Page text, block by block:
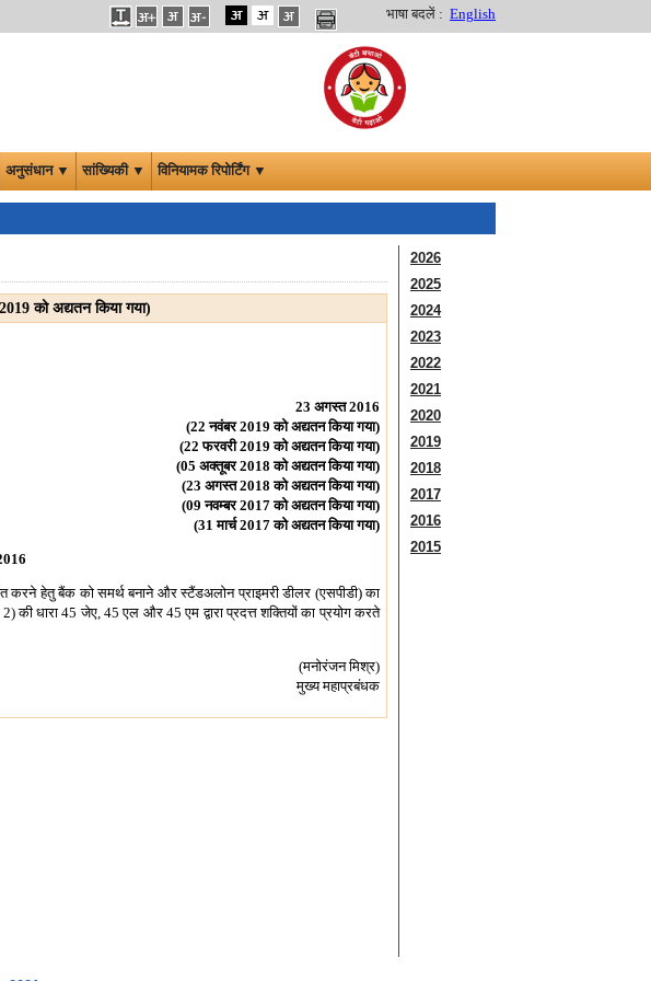
भाषा बदलें : English
अनुसंधान ▼ सांख्यिकी ▼ विनियामक रिपोर्टिंग ▼
को अद्यतन किया गया)
23 अगस्त 2016
(22 नवंबर 2019 को अद्यतन किया गया)
(22 फरवरी 2019 को अद्यतन किया गया)
(05 अक्तूबर 2018 को अद्यतन किया गया)
(23 अगस्त 2018 को अद्यतन किया गया)
(09 नवम्बर 2017 को अद्यतन किया गया)
(31 मार्च 2017 को अद्यतन किया गया)
करने हेतु बैंक को समर्थ बनाने और स्टैंडअलोन प्राइमरी डीलर (एसपीडी) का
की धारा 45 जेए, 45 एल और 45 एम द्वारा प्रदत्त शक्तियों का प्रयोग करते
(मनोरंजन मिश्र)
मुख्य महाप्रबंधक
2026
2025
2024
2023
2022
2021
2020
2019
2018
2017
2016
2015